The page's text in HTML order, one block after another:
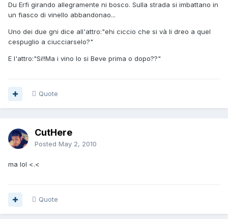
Du Erfi girando allegramente ni bosco. Sulla strada si imbattano in
un fiasco di vinello abbandonao...
Uno dei due gni dice all'attro:"ehi ciccio che si và li dreo a quel
cespuglio a ciucciarselo?"
E l'attro:"Si!!Ma i vino lo si Beve prima o dopo??"
Quote
CutHere
Posted May 2, 2010
ma lol <.<
Quote